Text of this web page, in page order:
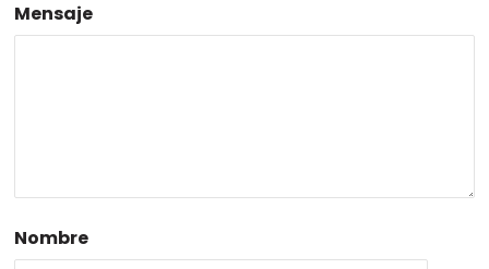
Mensaje
Nombre